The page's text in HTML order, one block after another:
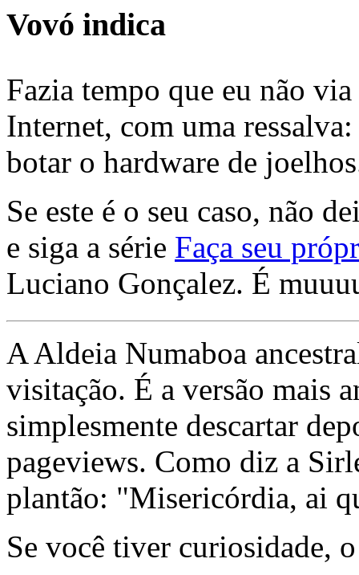
Vovó indica
Fazia tempo que eu não
Internet, com uma
botar o hardware de
Se este é o seu caso, não
e siga a série Faça seu
Luciano Gonçalez. É
A Aldeia Numaboa
visitação. É a versão mais
simplesmente descartar
pageviews. Como diz a
plantão: "Misericórdia, ai
Se você tiver curiosidade,